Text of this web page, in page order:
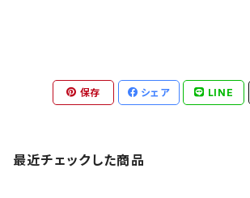
保存 シェア LINE
最近チェックした商品